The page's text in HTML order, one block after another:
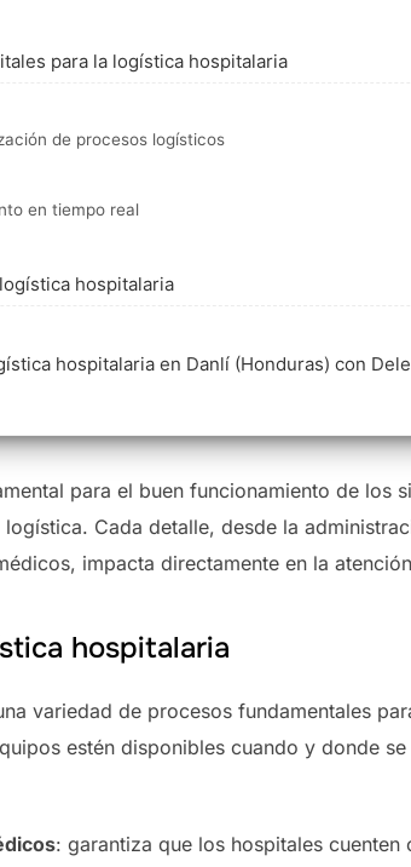
para la logística hospitalaria
de procesos logísticos
en tiempo real
hospitalaria
hospitalaria en Danlí (Honduras) con
para el buen funcionamiento de los
Cada detalle, desde la
impacta directamente en la
hospitalaria
variedad de procesos fundamentales
estén disponibles cuando y donde
: garantiza que los hospitales